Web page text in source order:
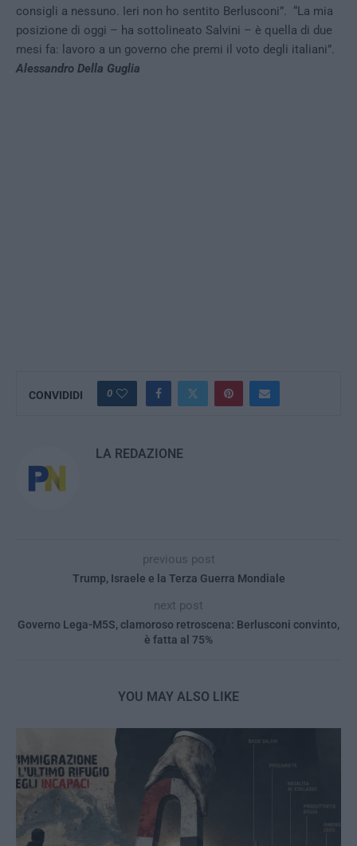
consigli a nessuno. Ieri non ho sentito Berlusconi”. “La mia
posizione di oggi – ha sottolineato Salvini – è quella di due
mesi fa: lavoro a un governo che premi il voto degli italiani”.
Alessandro Della Guglia
CONVIDIDI 0
LA REDAZIONE
previous post
Trump, Israele e la Terza Guerra Mondiale
next post
Governo Lega-M5S, clamoroso retroscena: Berlusconi convinto,
è fatta al 75%
YOU MAY ALSO LIKE